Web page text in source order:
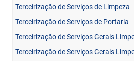
Terceirização de Serviços de Limpeza
Terceirização de Serviços de Portaria
Terceirização de Serviços Gerais
Terceirização de Serviços Gerais